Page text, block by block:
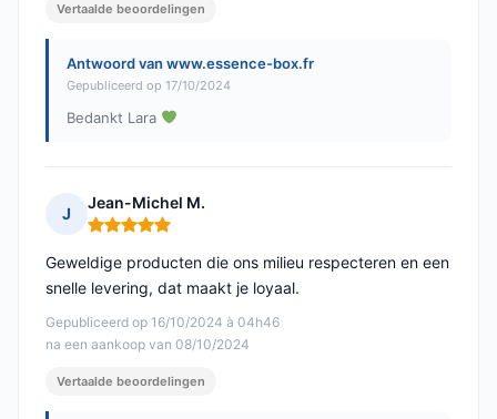
Vertaalde beoordelingen
Antwoord van www.essence-box.fr
Gepubliceerd op 17/10/2024
Bedankt Lara
J
Jean-Michel M.
Opmerking: 5 van 5
Gepubliceerd op 16/10/2024 à 04h46
na een aankoop van 08/10/2024
Geweldige producten die ons milieu respecteren en een
snelle levering, dat maakt je loyaal.
Vertaalde beoordelingen